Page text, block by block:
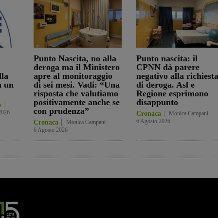
un
Punto Nascita, no alla
deroga ma il Ministero
apre al monitoraggio
di sei mesi. Vadi: “Una
risposta che valutiamo
positivamente anche se
con prudenza”
Cronaca Monica Campani
6 Agosto 2026
Punto nascita: il
CPNN dà parere
negativo alla richiesta
di deroga. Asl e
Regione esprimono
disappunto
Cronaca Monica Campani
6 Agosto 2026